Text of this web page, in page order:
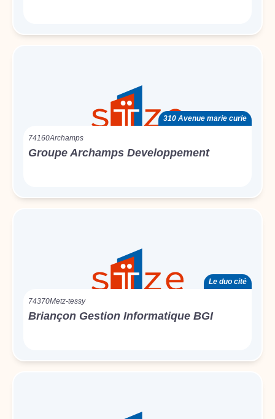
310 Avenue marie curie
74160Archamps
Groupe Archamps Developpement
Le duo cité
74370Metz-tessy
Briançon Gestion Informatique BGI